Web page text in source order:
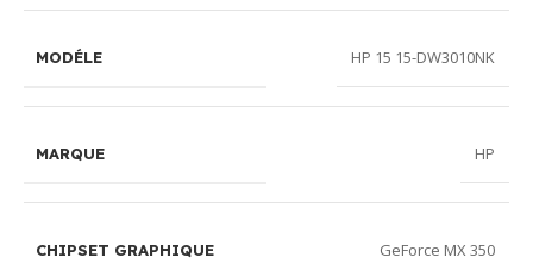
MODÉLE HP 15 15-DW3010NK
MARQUE HP
CHIPSET GRAPHIQUE GeForce MX 350